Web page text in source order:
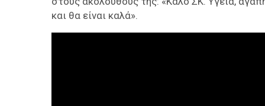
και θα είναι καλά».